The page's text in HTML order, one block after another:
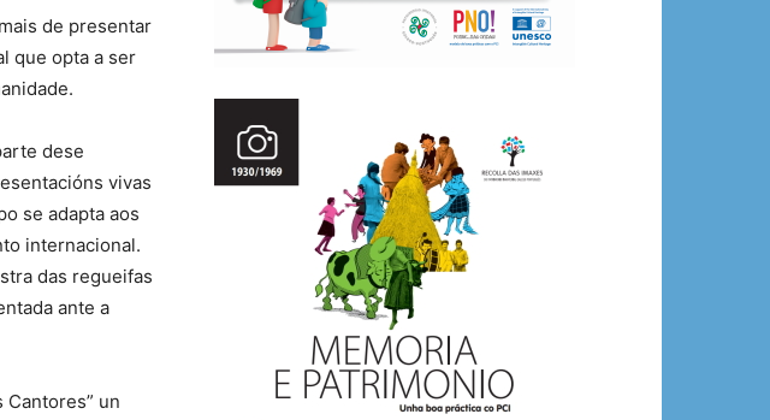
de presentar
que opta a ser
dese
vivas
se adapta aos
internacional.
das regueifas
ante a
un